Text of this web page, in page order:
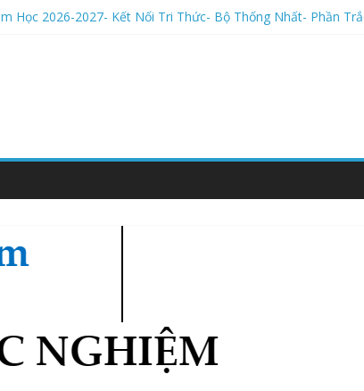
Học 2026-2027- Kết Nối Tri Thức- Bộ Thống Nhất- Phần
Học 2026-2027- Kết Nối Tri Thức- Bộ Thống Nhất- Tự luận
Học 2026-2027- Kết Nối Tri Thức- Bộ Thống Nhất- Phần